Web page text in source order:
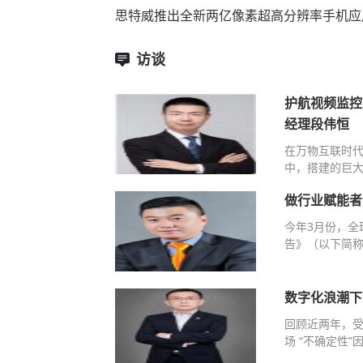
思特威推出全新两亿像素超高分辨率手机
访谈
护航视频监
经理段伟恒
在万物互联时
中，搭建的巨
做行业赋能
今年3月份，
告》（以下简
数字化浪潮
回顾近两年，
场 “不确定性”